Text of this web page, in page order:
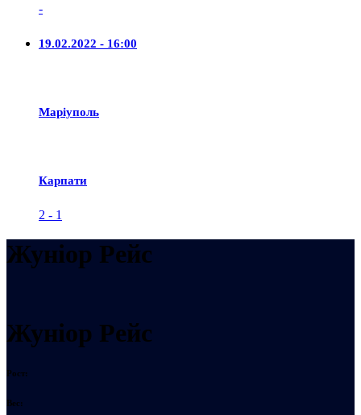
-
19.02.2022 - 16:00
Маріуполь
Карпати
2 - 1
Жуніор Рейс
Жуніор Рейс
Рост:
Вес: